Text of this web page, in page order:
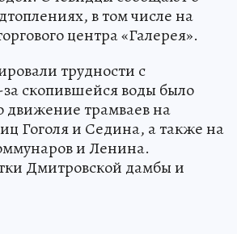
в том числе на
центра «Галерея».
трудности с
скопившейся воды было
движение трамваев на
Гоголя и Седина, а также на
и Ленина.
Дмитровской дамбы и